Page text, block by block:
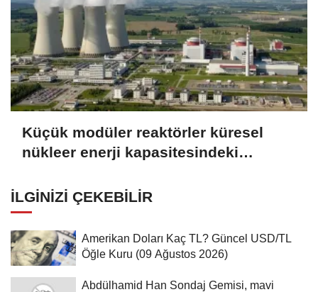
Küçük modüler reaktörler küresel
nükleer enerji kapasitesindeki
İLGINIZI ÇEKEBILIR
Amerikan Doları Kaç TL? Güncel USD/TL
Öğle Kuru (09 Ağustos 2026)
Abdülhamid Han Sondaj Gemisi, mavi